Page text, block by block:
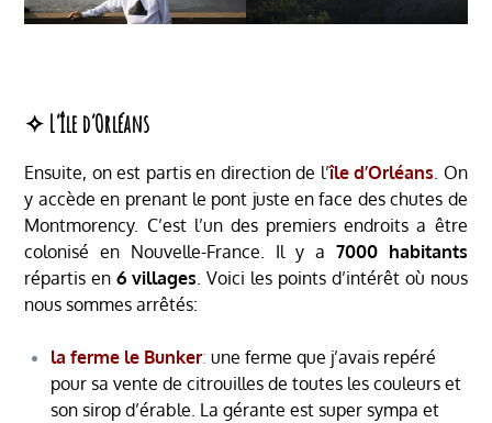
✧ L’île d’Orléans
Ensuite, on est partis en direction de l’île d’Orléans. On
y accède en prenant le pont juste en face des chutes de
Montmorency. C’est l’un des premiers endroits a être
colonisé en Nouvelle-France. Il y a 7000 habitants
répartis en6 villages. Voici les points d’intérêt où nous
nous sommes arrêtés:
la ferme le Bunker:une ferme que j’avais repéré
pour sa vente de citrouilles de toutes les couleurs et
son sirop d’érable. La gérante est super sympa et